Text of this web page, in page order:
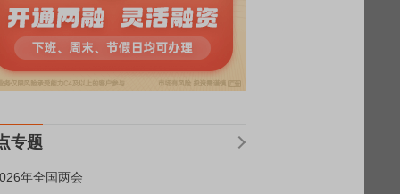
专题
年全国两会